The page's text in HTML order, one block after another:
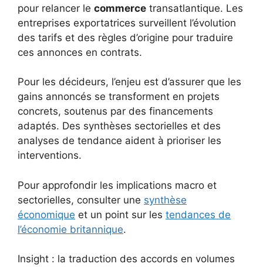
pour relancer le commerce transatlantique. Les
entreprises exportatrices surveillent l’évolution
des tarifs et des règles d’origine pour traduire
ces annonces en contrats.
Pour les décideurs, l’enjeu est d’assurer que les
gains annoncés se transforment en projets
concrets, soutenus par des financements
adaptés. Des synthèses sectorielles et des
analyses de tendance aident à prioriser les
interventions.
Pour approfondir les implications macro et
sectorielles, consulter une synthèse
économique et un point sur les tendances de
l’économie britannique.
Insight : la traduction des accords en volumes